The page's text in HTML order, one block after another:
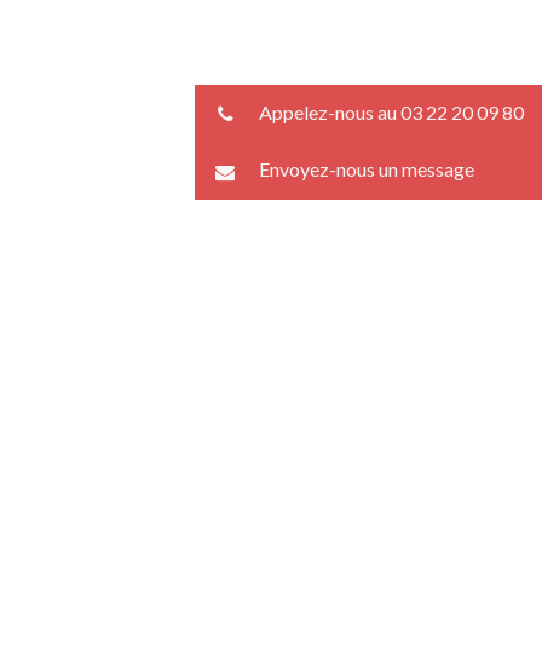
Appelez-nous au 03 22 20 09 80
Envoyez-nous un message